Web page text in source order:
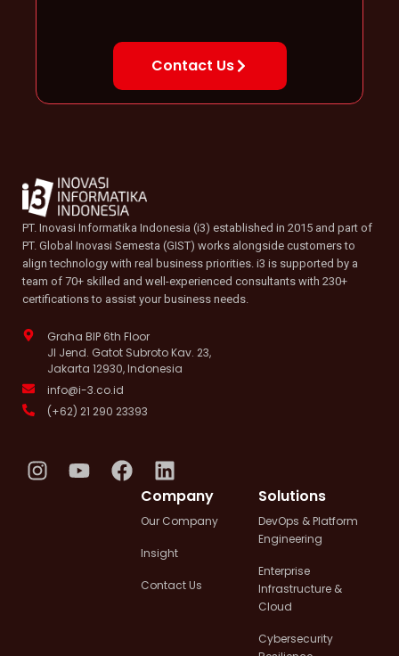
Contact Us
PT. Inovasi Informatika Indonesia (i3) established in 2015 and part of
PT. Global Inovasi Semesta (GIST) works alongside customers to
align technology with real business priorities. i3 is supported by a
team of 70+ skilled and well-experienced consultants with 230+
certifications to assist your business needs.
Graha BIP 6th Floor
Jl Jend. Gatot Subroto Kav. 23,
Jakarta 12930, Indonesia
info@i-3.co.id
(+62) 21 290 23393
I
n
Y
F
a
L
i
n
k
e
i
Company
Our Company
Insight
Contact Us
Solutions
DevOps & Platform
Engineering
Enterprise
Infrastructure &
Cloud
Cybersecurity